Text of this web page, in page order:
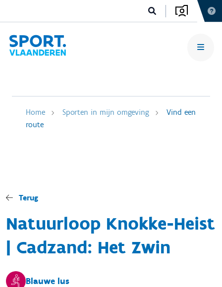
Home Sporten in mijn omgeving
Vind een
route
Terug
Natuurloop Knokke-Heist
| Cadzand: Het Zwin
Blauwe lus